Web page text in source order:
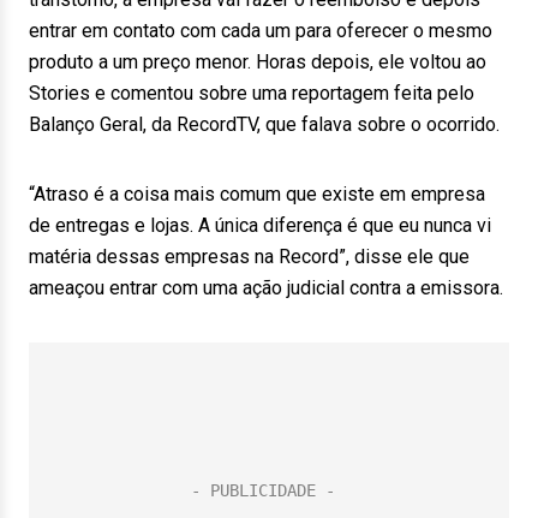
entrar em contato com cada um para oferecer o mesmo
produto a um preço menor. Horas depois, ele voltou ao
Stories e comentou sobre uma reportagem feita pelo
Balanço Geral, da RecordTV, que falava sobre o ocorrido.
“Atraso é a coisa mais comum que existe em empresa
de entregas e lojas. A única diferença é que eu nunca vi
matéria dessas empresas na Record”, disse ele que
ameaçou entrar com uma ação judicial contra a emissora.